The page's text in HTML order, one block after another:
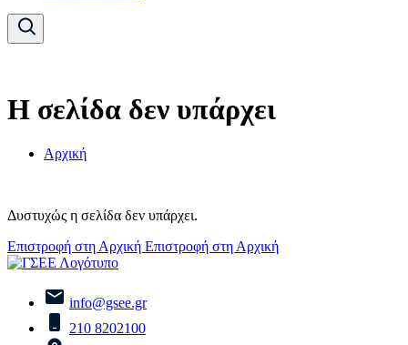
Η σελίδα δεν υπάρχει
Αρχική
Δυστυχώς η σελίδα δεν υπάρχει.
Επιστροφή στη Αρχική Επιστροφή στη Αρχική
info@gsee.gr
210 8202100